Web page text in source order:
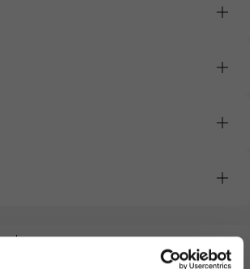
Snabbare leverans? Kontakta oss.